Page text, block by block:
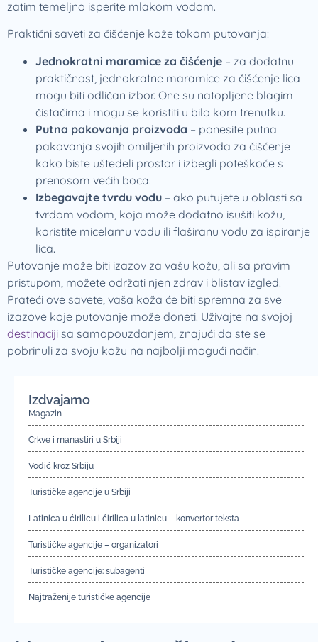
zatim temeljno isperite mlakom vodom.
Praktični saveti za čišćenje kože tokom putovanja:
Jednokratni maramice za čišćenje – za dodatnu
praktičnost, jednokratne maramice za čišćenje lica
mogu biti odličan izbor. One su natopljene blagim
čistačima i mogu se koristiti u bilo kom trenutku.
Putna pakovanja proizvoda – ponesite putna
pakovanja svojih omiljenih proizvoda za čišćenje
kako biste uštedeli prostor i izbegli poteškoće s
prenosom većih boca.
Izbegavajte tvrdu vodu – ako putujete u oblasti sa
tvrdom vodom, koja može dodatno isušiti kožu,
koristite micelarnu vodu ili flaširanu vodu za ispiranje
lica.
Putovanje može biti izazov za vašu kožu, ali sa pravim
pristupom, možete održati njen zdrav i blistav izgled.
Prateći ove savete, vaša koža će biti spremna za sve
izazove koje putovanje može doneti. Uživajte na svojoj
destinaciji sa samopouzdanjem, znajući da ste se
pobrinuli za svoju kožu na najbolji mogući način.
Izdvajamo
Magazin
Crkve i manastiri u Srbiji
Vodič kroz Srbiju
Turističke agencije u Srbiji
Latinica u ćirilicu i ćirilica u latinicu – konvertor teksta
Turističke agencije – organizatori
Turističke agencije: subagenti
Najtraženije turističke agencije